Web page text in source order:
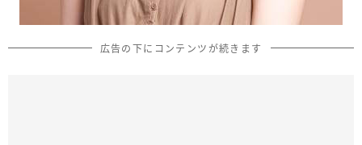
広告の下にコンテンツが続きます